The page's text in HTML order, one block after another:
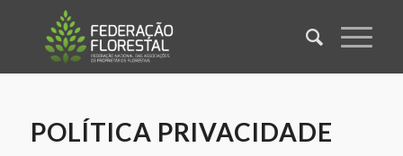
POLÍTICA PRIVACIDADE